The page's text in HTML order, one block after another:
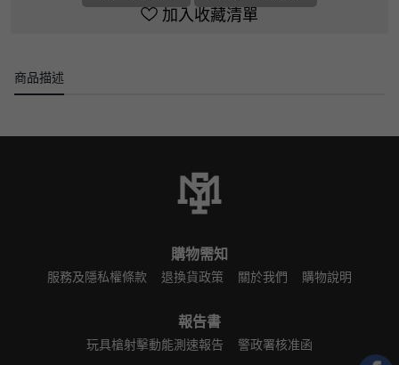
加入收藏清單
商品描述
購物需知
服務及隱私權條款 退換貨政策 關於我們 購物說明
報告書
玩具槍射擊動能測速報告 警政署核准函